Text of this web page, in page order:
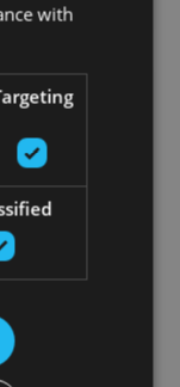
with